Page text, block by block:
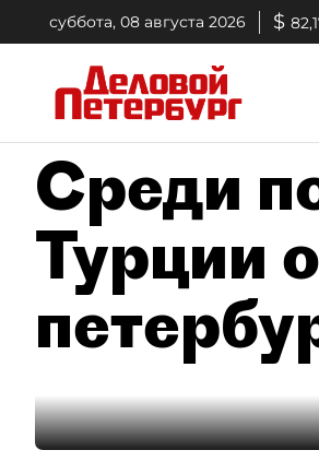
суббота, 08 августа 2026 $
Среди
Турции